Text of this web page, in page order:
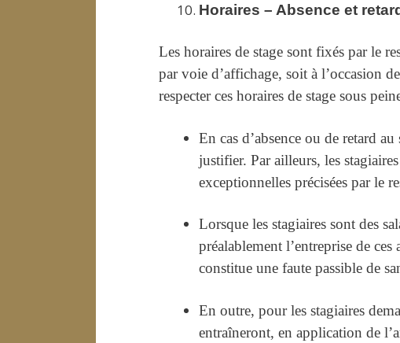
Horaires – Absence et
Les horaires de stage sont fixés par le
par voie d’affichage, soit à l’occasion
respecter ces horaires de stage sous
En cas d’absence ou de retard
justifier. Par ailleurs, les
exceptionnelles précisées par le
Lorsque les stagiaires sont des
préalablement l’entreprise de
constitue une faute passible de
En outre, pour les stagiaires
entraîneront, en application de